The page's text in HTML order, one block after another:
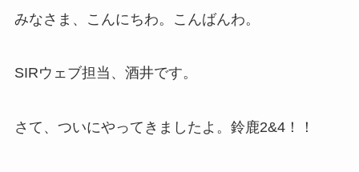
みなさま、こんにちわ。こんばんわ。
SIRウェブ担当、酒井です。
さて、ついにやってきましたよ。鈴鹿2&4！！